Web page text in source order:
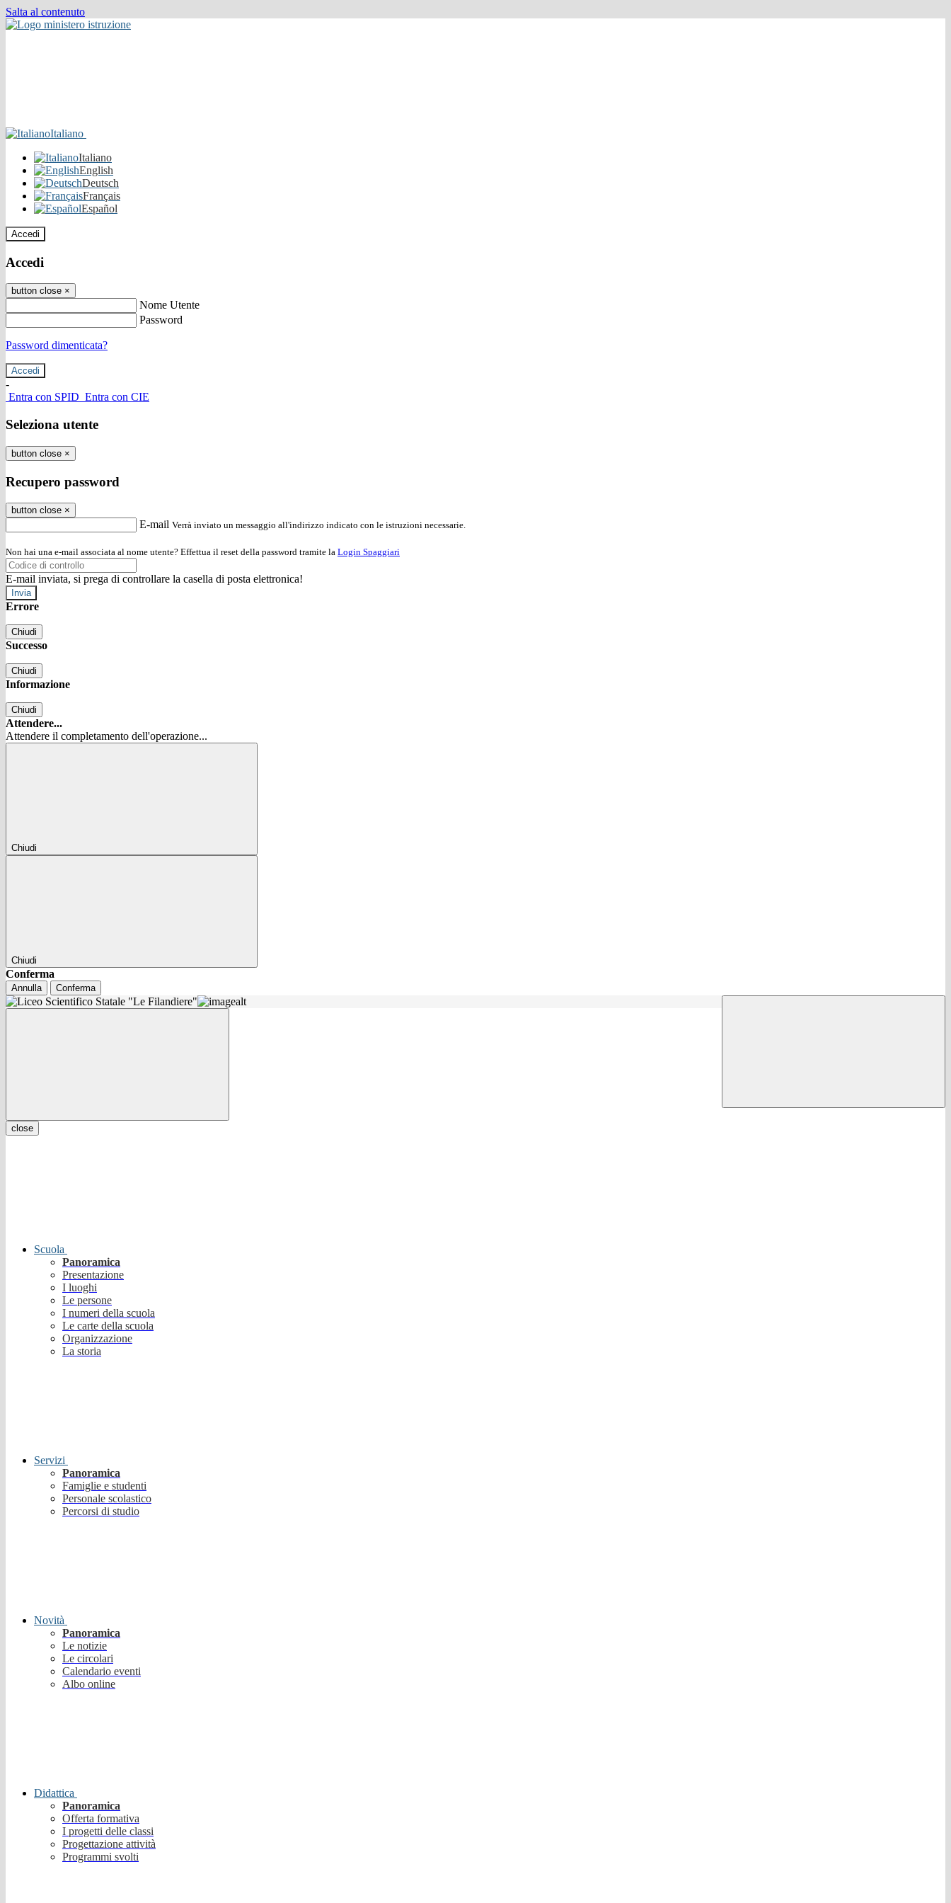
Salta al contenuto
Italiano
Italiano
English
Deutsch
Français
Español
Accedi
Accedi
button close ×
Nome Utente
Password
Password dimenticata?
-
Entra con SPID Entra con CIE
Seleziona utente
button close ×
Recupero password
button close ×
E-mail Verrà inviato un messaggio all'indirizzo indicato con le istruzioni necessarie.
Non hai una e-mail associata al nome utente? Effettua il reset della password tramite la Login Spaggiari
E-mail inviata, si prega di controllare la casella di posta elettronica!
Errore
Chiudi
Successo
Chiudi
Informazione
Chiudi
Attendere...
Attendere il completamento dell'operazione...
Chiudi
Chiudi
Conferma
Annulla Conferma
close
Scuola
Panoramica
Presentazione
I luoghi
Le persone
I numeri della scuola
Le carte della scuola
Organizzazione
La storia
Servizi
Panoramica
Famiglie e studenti
Personale scolastico
Percorsi di studio
Novità
Panoramica
Le notizie
Le circolari
Calendario eventi
Albo online
Didattica
Panoramica
Offerta formativa
I progetti delle classi
Progettazione attività
Programmi svolti